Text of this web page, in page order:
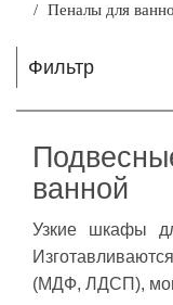
КАТАЛОГ МЕБЕЛИ
САНТЕХНИКА
КОНТАКТЫ
РАСПРОДАЖА
Пеналы для
Фильтр
ванной
Узкие шкафы
(МДФ, ЛДСП),